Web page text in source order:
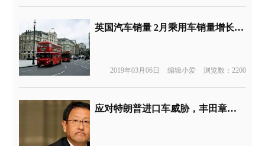
英国汽车销量 2月乘用车销量增长1.4%达8.2万辆
2019年03月06日 编辑小爱 浏览数：2200
应对特朗普进口车威胁，丰田章男将如何抉择